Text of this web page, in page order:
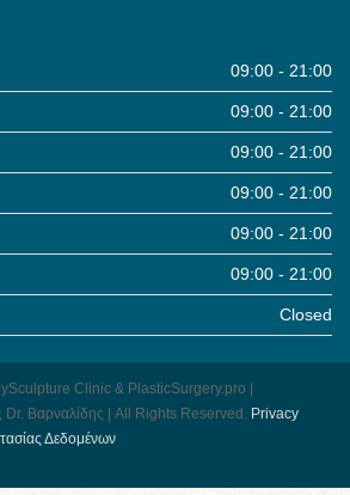
09:00 - 21:00
09:00 - 21:00
09:00 - 21:00
09:00 - 21:00
09:00 - 21:00
09:00 - 21:00
Closed
Clinic & PlasticSurgery.pro |
Dr. Βαρναλίδης | All Rights Reserved. Pri­vacy
Δεδομένων